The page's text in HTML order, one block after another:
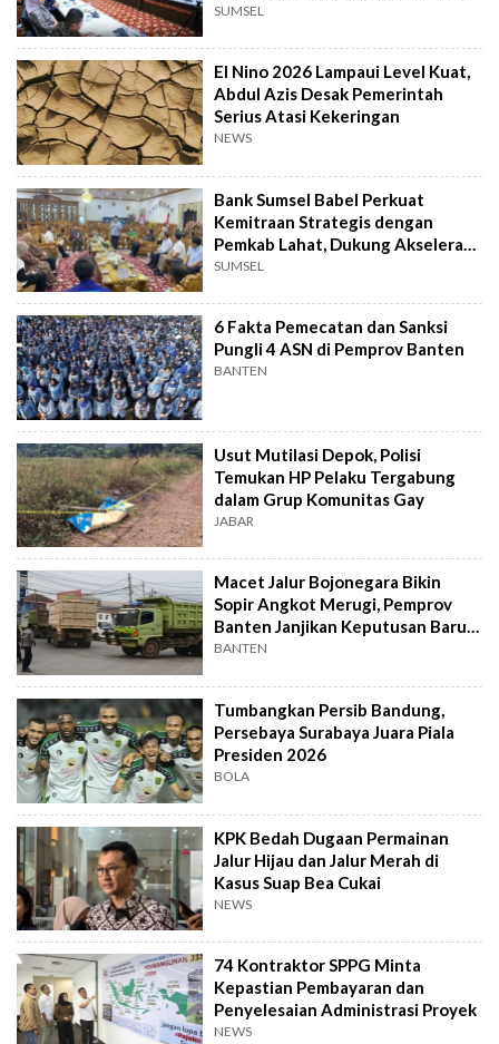
SUMSEL
El Nino 2026 Lampaui Level Kuat,
Abdul Azis Desak Pemerintah
Serius Atasi Kekeringan
NEWS
Bank Sumsel Babel Perkuat
Kemitraan Strategis dengan
Pemkab Lahat, Dukung Akselerasi
Ekonomi Daerah
SUMSEL
6 Fakta Pemecatan dan Sanksi
Pungli 4 ASN di Pemprov Banten
BANTEN
Usut Mutilasi Depok, Polisi
Temukan HP Pelaku Tergabung
dalam Grup Komunitas Gay
JABAR
Macet Jalur Bojonegara Bikin
Sopir Angkot Merugi, Pemprov
Banten Janjikan Keputusan Baru 4
Hari Lagi
BANTEN
Tumbangkan Persib Bandung,
Persebaya Surabaya Juara Piala
Presiden 2026
BOLA
KPK Bedah Dugaan Permainan
Jalur Hijau dan Jalur Merah di
Kasus Suap Bea Cukai
NEWS
74 Kontraktor SPPG Minta
Kepastian Pembayaran dan
Penyelesaian Administrasi Proyek
NEWS